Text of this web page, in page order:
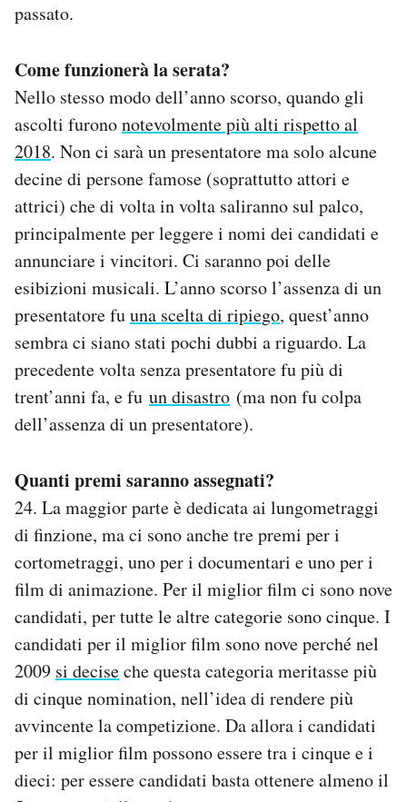
passato.
Come funzionerà la serata?
Nello stesso modo dell’anno scorso, quando gli
ascolti furononotevolmente più alti rispetto al
2018. Non ci sarà un presentatore ma solo alcune
decine di persone famose (soprattutto attori e
attrici) che di volta in volta saliranno sul palco,
principalmente per leggere i nomi dei candidati e
annunciare i vincitori. Ci saranno poi delle
esibizioni musicali. L’anno scorso l’assenza di un
presentatore fuuna scelta di ripiego, quest’anno
sembra ci siano stati pochi dubbi a riguardo. La
precedente volta senza presentatore fu più di
trent’anni fa, e fu un disastro (ma non fu colpa
dell’assenza di un presentatore).
Quanti premi saranno assegnati?
24. La maggior parte è dedicata ai lungometraggi
di finzione, ma ci sono anche tre premi per i
cortometraggi, uno per i documentari e uno per i
film di animazione. Per il miglior film ci sono nove
candidati, per tutte le altre categorie sono cinque. I
candidati per il miglior film sono nove perché nel
2009 si deciseche questa categoria meritasse più
di cinque nomination, nell’idea di rendere più
avvincente la competizione. Da allora i candidati
per il miglior film possono essere tra i cinque e i
dieci: per essere candidati basta ottenere almeno il